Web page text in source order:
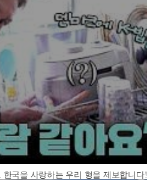
국을 사랑하는 우리 형을 제보합니다!